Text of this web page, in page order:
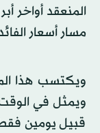
المنعقد أواخر
مسار أسعار
ويكتسب هذا
قبيل يومين